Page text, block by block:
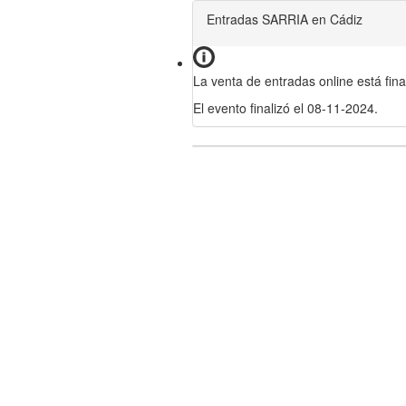
Entradas SARRIA en Cádiz
La venta de entradas online está
El evento finalizó el 08-11-2024.